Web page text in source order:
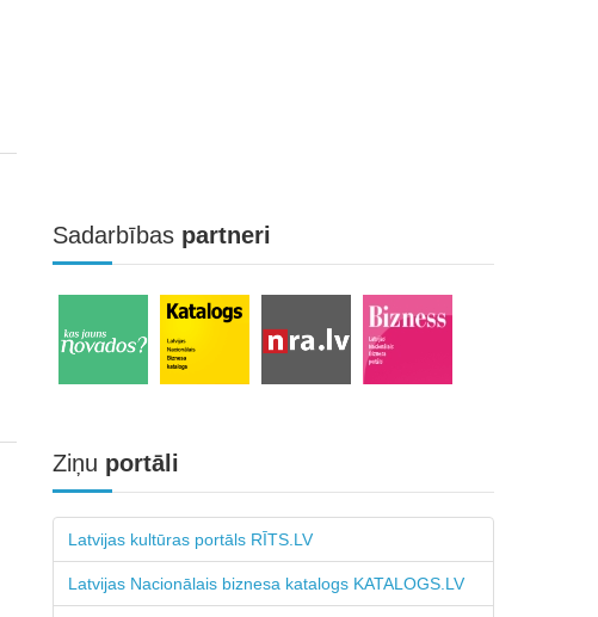
Sadarbības partneri
Ziņu portāli
Latvijas kultūras portāls RĪTS.LV
Latvijas Nacionālais biznesa katalogs KATALOGS.LV